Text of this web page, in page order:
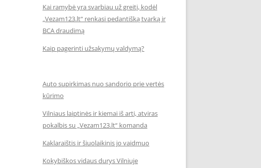
Kai ramybė yra svarbiau už greitį, kodėl
„Vezam123.lt“ renkasi pedantišką tvarką ir
BCA draudimą
Kaip pagerinti užsakymų valdymą?
Auto supirkimas nuo sandorio prie vertės
kūrimo
Vilniaus laiptinės ir kiemai iš arti, atviras
pokalbis su „Vezam123.lt“ komanda
Kaklaraištis ir šiuolaikinis jo vaidmuo
Kokybiškos vidaus durys Vilniuje